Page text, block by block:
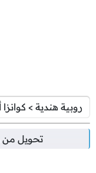
تحويل من